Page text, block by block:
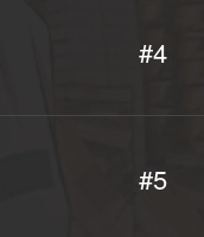
#4
#5